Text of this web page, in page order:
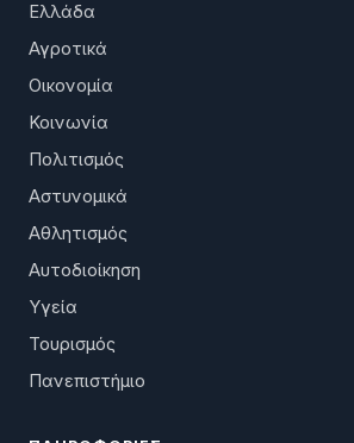
Ελλάδα
Αγροτικά
Οικονομία
Κοινωνία
Πολιτισμός
Αστυνομικά
Αθλητισμός
Αυτοδιοίκηση
Υγεία
Τουρισμός
Πανεπιστήμιο